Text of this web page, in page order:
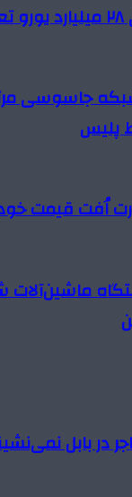
جاسوسی
پلیس
اُفت قیمت
۱۷۰ دستگاه
در بابل